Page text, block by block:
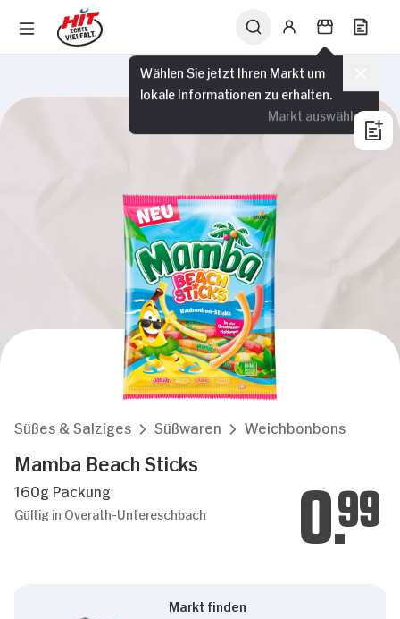
Wählen Sie jetzt Ihren Markt um
lokale Informationen zu erhalten.
Markt auswählen
Süßes & Salziges Süßwaren Weichbonbons
Mamba Beach Sticks
160g Packung
Gültig in Overath-Untereschbach 0.99
Markt finden